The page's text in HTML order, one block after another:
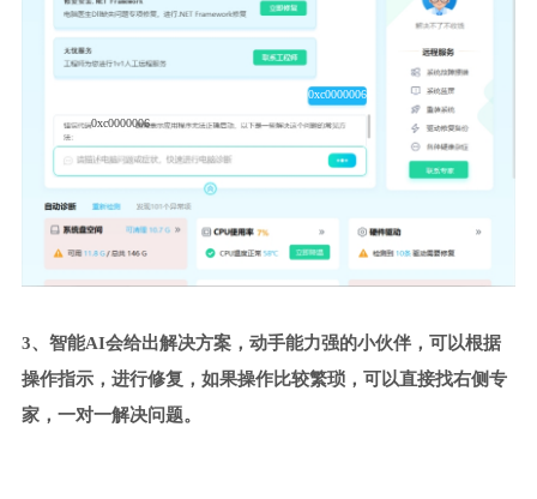
0xc0000006
0xc0000006
3、智能AI会给出解决方案，动手能力强的小伙伴，可以根据
操作指示，进行修复，如果操作比较繁琐，可以直接找右侧专
家，一对一解决问题。